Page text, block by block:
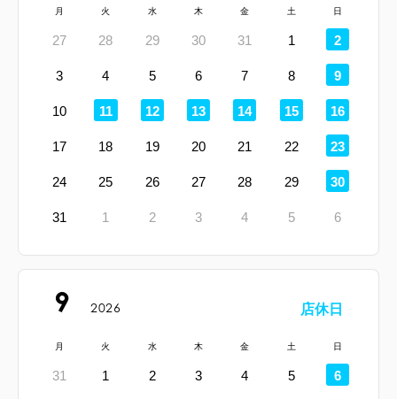
月 火 水 木 金 土 日
27 28 29 30 31 1 2
定
休
日
3 4 5 6 7 8 9
定
休
日
10 11
定
休
日
12
定
休
日
13
定
休
日
14
定
休
日
15
定
休
日
16
定
休
日
17 18 19 20 21 22 23
定
休
日
24 25 26 27 28 29 30
定
休
日
31 1 2 3 4 5 6
9 2026 店休日
月 火 水 木 金 土 日
31 1 2 3 4 5 6
定
休
日